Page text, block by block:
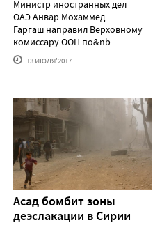
Министр иностранных дел
ОАЭ Анвар Мохаммед
Гаргаш направил Верховному
комиссару ООН по&nb......
13 ИЮЛЯ'2017
Асад бомбит зоны
деэслакации в Сирии